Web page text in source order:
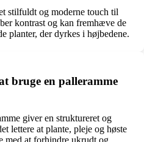
stilfuldt og moderne touch til
kontrast og kan fremhæve de
planter, der dyrkes i højbedene.
bruge en palleramme
giver en struktureret og
lettere at plante, pleje og høste
med at forhindre ukrudt og